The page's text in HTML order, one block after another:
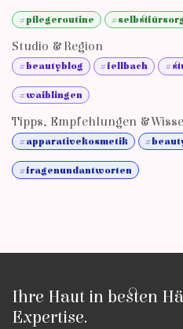
#pflegeroutine
Studio & Region
#beautyblog #fellbach
#waiblingen
Tipps, Empfehlungen &
#apparativekosmetik
#fragenundantworten
Ihre Haut in besten
Expertise.